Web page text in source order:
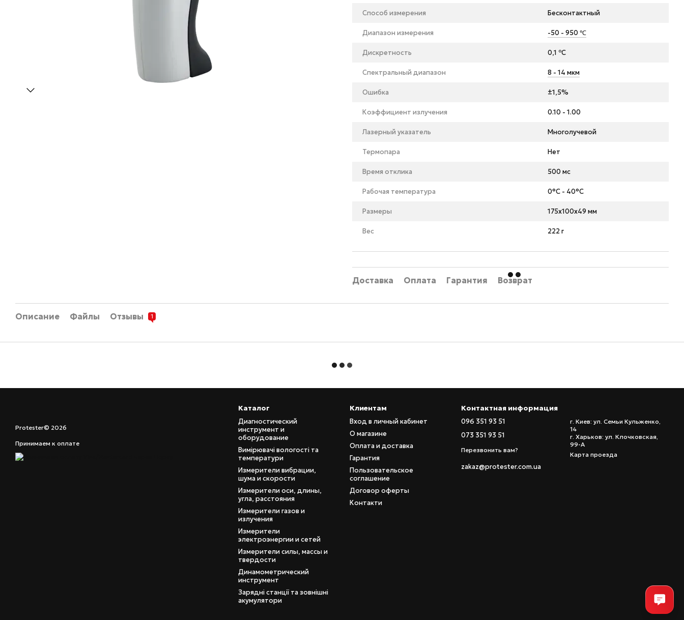
Способ измерения Бесконтактный
Диапазон измерения -50 - 950 ℃
Дискретность 0,1 ºC
Спектральный диапазон 8 - 14 мкм
Ошибка ±1,5%
Коэффициент излучения 0.10 - 1.00
Лазерный указатель Многолучевой
Термопара Нет
Время отклика 500 мс
Рабочая температура 0°С - 40°С
Размеры 175x100x49 мм
Вес 222 г
Доставка Оплата Гарантия Возврат
Описание Файлы Отзывы 1
Protester© 2026
Принимаем к оплате
Каталог
Диагностический
инструмент и
оборудование
Вимірювачі вологості та
температури
Измерители вибрации,
шума и скорости
Измерители оси, длины,
угла, расстояния
Измерители газов и
излучения
Измерители
электроэнергии и сетей
Измерители силы, массы и
твердости
Динамометрический
инструмент
Зарядні станції та зовнішні
акумулятори
Клиентам
Вход в личный кабинет
О магазине
Оплата и доставка
Гарантия
Пользовательское
соглашение
Договор оферты
Контакти
Контактная информация
096 351 93 51
073 351 93 51
Перезвонить вам?
zakaz@protester.com.ua
г. Киев: ул. Семьи Кульженко,
14
г. Харьков: ул. Клочковская,
99-А
Карта проезда